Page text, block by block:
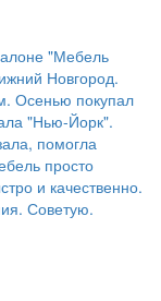
"Мебель
Новгород.
Осенью покупал
"Нью-Йорк".
помогла
просто
и качественно.
Советую.